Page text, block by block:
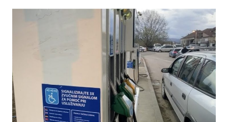
Comment*
Your E-mail